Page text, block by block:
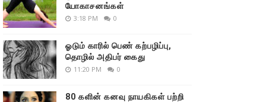
யோகாசனங்கள்
3:18 PM 0
ஓடும் காரில் பெண் கற்பழிப்பு,
தொழில் அதிபர் கைது
11:20 PM 0
80 களின் கனவு நாயகிகள் பற்றி